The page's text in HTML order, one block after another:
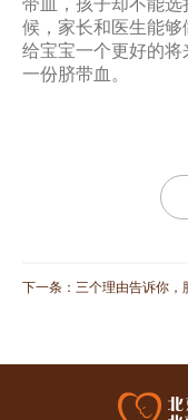
带血，孩子却不能
候，家长和医生能
给宝宝一个更好的
一份脐带血。
下一条： 三个理由告诉你，